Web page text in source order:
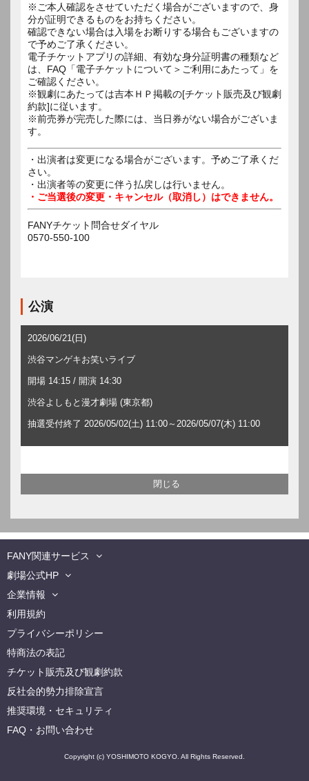
※ご本人確認をさせていただく場合がございますので、身
分が証明できるものをお持ちください。
確認できない場合は入場をお断りする場合もございますの
で予めご了承ください。
電子チケットアプリの詳細、有効な身分証明書の種類など
は、FAQ「電子チケットについて＞ご利用にあたって」を
ご確認ください。
※観劇にあたっては吉本ＨＰ掲載の[チケット販売及び観劇
約款]に従います。
※前売券が完売した際には、当日券がない場合がございま
す。
・出演者は変更になる場合がございます。予めご了承くだ
さい。
・出演者等の変更に伴う払戻しは行いません。
・ご当選後の変更・キャンセル（取消し）はできません。
FANYチケット問合せダイヤル
0570-550-100
公演
2026/06/21(日)
渋谷マンゲキお笑いライブ
開場 14:15 / 開演 14:30
渋谷よしもと漫才劇場 (東京都)
抽選受付終了 2026/05/02(土) 11:00～2026/05/07(木) 11:00
FANY関連サービス
劇場公式HP
企業情報
利用規約
プライバシーポリシー
特商法の表記
チケット販売及び観劇約款
反社会的勢力排除宣言
推奨環境・セキュリティ
FAQ・お問い合わせ
Copyright (c) YOSHIMOTO KOGYO. All Rights Reserved.